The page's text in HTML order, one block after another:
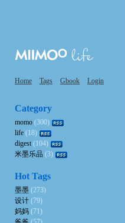
Home Tags Gbook Login
Category
momo (300)
life (18)
digest(104)
米墨乐品 (3)
Hot Tags
墨墨 (273)
设计 (79)
妈妈 (71)